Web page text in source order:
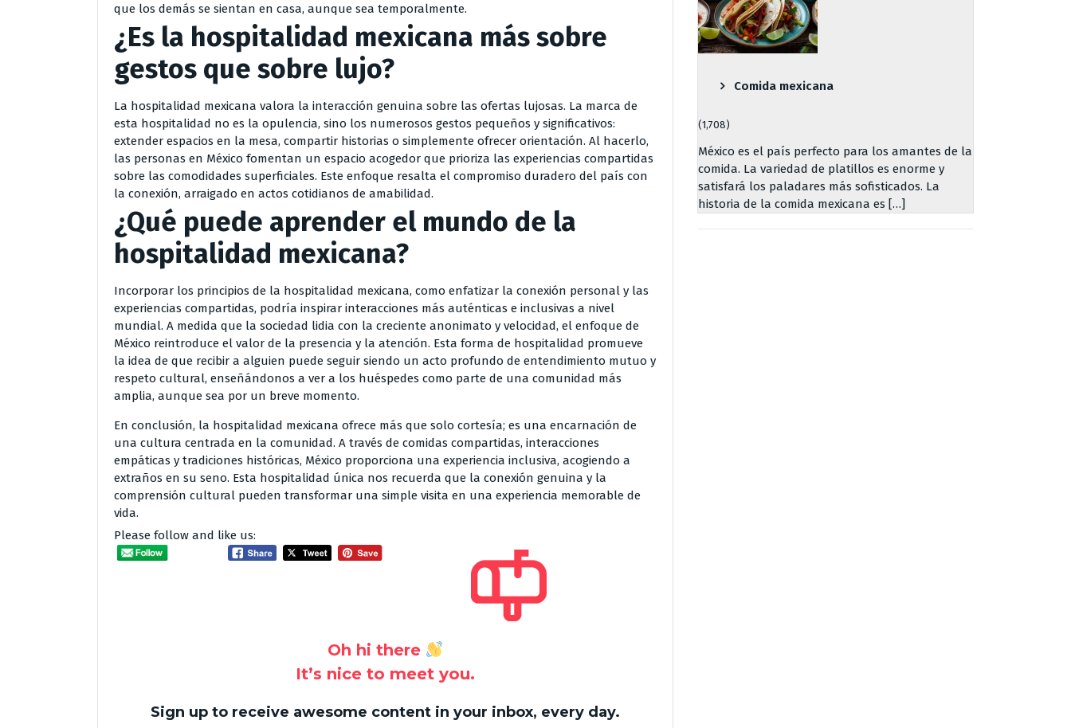
que los demás se sientan en casa, aunque sea temporalmente.
¿Es la hospitalidad mexicana más sobre
gestos que sobre lujo?
La hospitalidad mexicana valora la interacción genuina sobre las ofertas lujosas. La marca de
esta hospitalidad no es la opulencia, sino los numerosos gestos pequeños y significativos:
extender espacios en la mesa, compartir historias o simplemente ofrecer orientación. Al hacerlo,
las personas en México fomentan un espacio acogedor que prioriza las experiencias compartidas
sobre las comodidades superficiales. Este enfoque resalta el compromiso duradero del país con
la conexión, arraigado en actos cotidianos de amabilidad.
¿Qué puede aprender el mundo de la
hospitalidad mexicana?
Incorporar los principios de la hospitalidad mexicana, como enfatizar la conexión personal y las
experiencias compartidas, podría inspirar interacciones más auténticas e inclusivas a nivel
mundial. A medida que la sociedad lidia con la creciente anonimato y velocidad, el enfoque de
México reintroduce el valor de la presencia y la atención. Esta forma de hospitalidad promueve
la idea de que recibir a alguien puede seguir siendo un acto profundo de entendimiento mutuo y
respeto cultural, enseñándonos a ver a los huéspedes como parte de una comunidad más
amplia, aunque sea por un breve momento.
En conclusión, la hospitalidad mexicana ofrece más que solo cortesía; es una encarnación de
una cultura centrada en la comunidad. A través de comidas compartidas, interacciones
empáticas y tradiciones históricas, México proporciona una experiencia inclusiva, acogiendo a
extraños en su seno. Esta hospitalidad única nos recuerda que la conexión genuina y la
comprensión cultural pueden transformar una simple visita en una experiencia memorable de
vida.
Please follow and like us:
Oh hi there
It’s nice to meet you.
Sign up to receive awesome content in your inbox, every day.
Comida mexicana
(1,708)
México es el país perfecto para los amantes de la
comida. La variedad de platillos es enorme y
satisfará los paladares más sofisticados. La
historia de la comida mexicana es […]